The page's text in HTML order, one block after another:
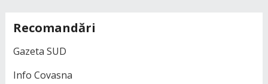
Recomandări
Gazeta SUD
Info Covasna